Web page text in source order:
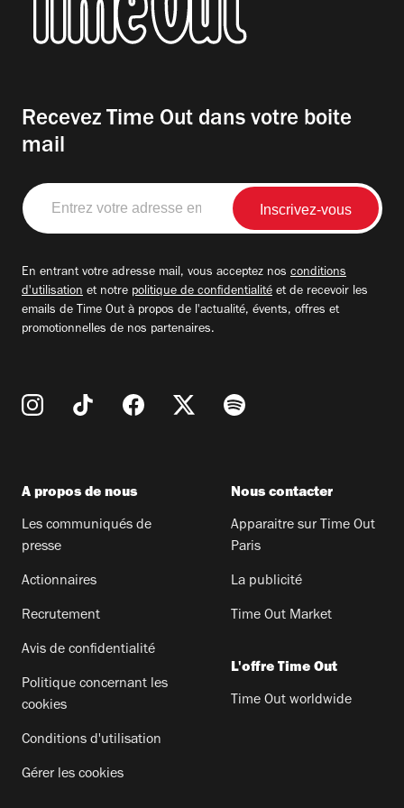
Recevez Time Out dans votre boite
mail
Entrez
votre
adresse
En entrant votre adresse mail, vous acceptez nos conditions
d'utilisation et notre politique de confidentialité et de recevoir les
emails de Time Out à propos de l'actualité, évents, offres et
promotionnelles de nos partenaires.
A propos de nous
Les communiqués de
presse
Actionnaires
Recrutement
Avis de confidentialité
Politique concernant les
cookies
Conditions d'utilisation
Gérer les cookies
Nous contacter
Apparaitre sur Time Out
Paris
La publicité
Time Out Market
L'offre Time Out
Time Out worldwide